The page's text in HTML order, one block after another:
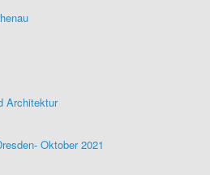
Architektur
Oktober 2021